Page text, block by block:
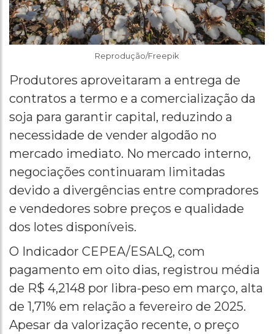
Reprodução/Freepik
Produtores aproveitaram a entrega de
contratos a termo e a comercialização da
soja para garantir capital, reduzindo a
necessidade de vender algodão no
mercado imediato. No mercado interno,
negociações continuaram limitadas
devido a divergências entre compradores
e vendedores sobre preços e qualidade
dos lotes disponíveis.
O Indicador CEPEA/ESALQ, com
pagamento em oito dias, registrou média
de R$ 4,2148 por libra-peso em março, alta
de 1,71% em relação a fevereiro de 2025.
Apesar da valorização recente, o preço